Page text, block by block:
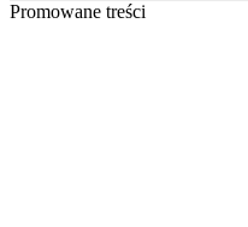
Promowane treści